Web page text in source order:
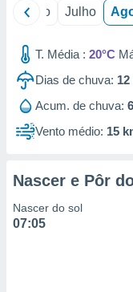
Junho Julho
T. Média : 20°C
Dias de chuva: 12
Acum. de chuva:
Vento médio: 15
Nascer e Pôr
Nascer do sol
07:05